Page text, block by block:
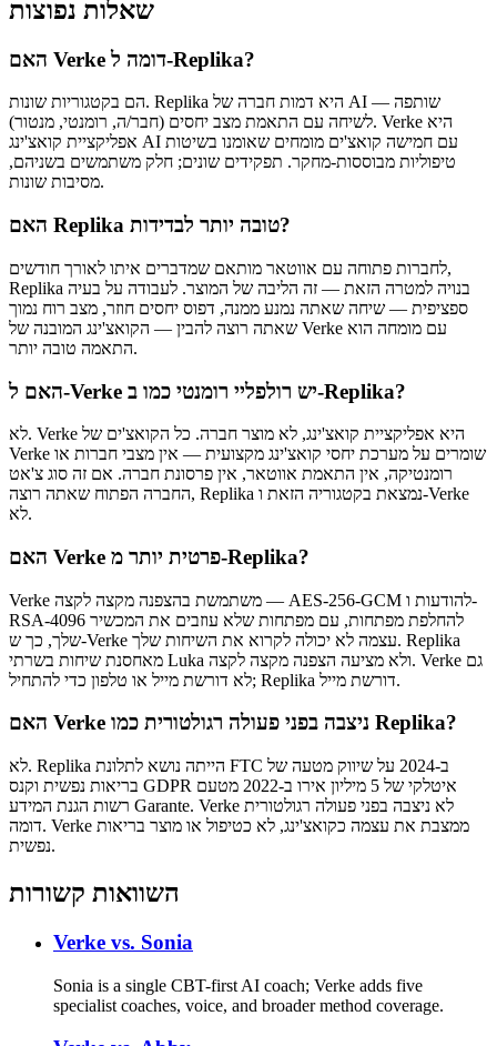
שאלות נפוצות
האם Verke דומה ל-Replika?
הם בקטגוריות שונות. Replika היא דמות חברה של AI — שותפה
לשיחה עם התאמת מצב יחסים (חבר/ה, רומנטי, מנטור). Verke היא
אפליקציית קואצ'ינג AI עם חמישה קואצ'ים מומחים שאומנו בשיטות
טיפוליות מבוססות-מחקר. תפקידים שונים; חלק משתמשים בשניהם,
מסיבות שונות.
האם Replika טובה יותר לבדידות?
לחברות פתוחה עם אווטאר מותאם שמדברים איתו לאורך חודשים,
Replika בנויה למטרה הזאת — זה הליבה של המוצר. לעבודה על בעיה
ספציפית — שיחה שאתה נמנע ממנה, דפוס יחסים חוזר, מצב רוח נמוך
שאתה רוצה להבין — הקואצ'ינג המובנה של Verke עם מומחה הוא
התאמה טובה יותר.
האם ל-Verke יש רולפליי רומנטי כמו ב-Replika?
לא. Verke היא אפליקציית קואצ'ינג, לא מוצר חברה. כל הקואצ'ים של
Verke שומרים על מערכת יחסי קואצ'ינג מקצועית — אין מצבי חברות או
רומנטיקה, אין התאמת אווטאר, אין פרסונת חברה. אם זה סוג צ'אט
החברה הפתוח שאתה רוצה, Replika נמצאת בקטגוריה הזאת ו-Verke
לא.
האם Verke פרטית יותר מ-Replika?
RSA-4096 להחלפת מפתחות, עם מפתחות שלא עוזבים את המכשיר
שלך, כך ש-Verke עצמה לא יכולה לקרוא את השיחות שלך. Replika
מאחסנת שיחות בשרתי Luka ולא מציעה הצפנה מקצה לקצה. Verke גם
לא דורשת מייל או טלפון כדי להתחיל; Replika דורשת מייל.
האם Verke ניצבה בפני פעולה רגולטורית כמו Replika?
לא. Replika הייתה נושא לתלונת FTC ב-2024 על שיווק מטעה של
בריאות נפשית וקנס GDPR איטלקי של 5 מיליון אירו ב-2022 מטעם
רשות הגנת המידע Garante. Verke לא ניצבה בפני פעולה רגולטורית
דומה. Verke ממצבת את עצמה כקואצ'ינג, לא כטיפול או מוצר בריאות
נפשית.
השוואות קשורות
Verke vs. Sonia
Sonia is a single CBT-first AI coach; Verke adds five
specialist coaches, voice, and broader method coverage.